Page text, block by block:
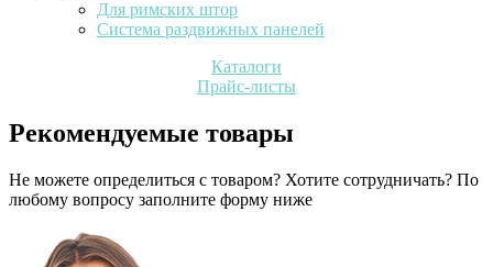
Для римских штор
Система раздвижных панелей
Каталоги
Прайс-листы
Рекомендуемые товары
Не можете определиться с товаром? Хотите сотрудничать? По
любому вопросу заполните форму ниже